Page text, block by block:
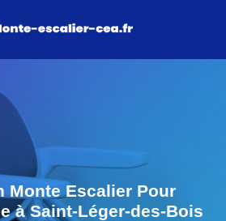
Monte Escalier Pour
à Saint-Léger-des-Bois